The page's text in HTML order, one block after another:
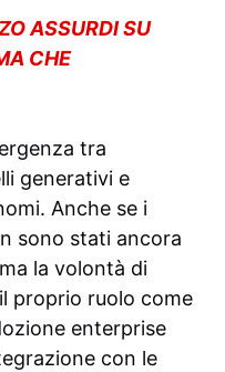
ASSURDI SU
CHE
tra
generativi e
Anche se i
sono stati ancora
la volontà di
proprio ruolo come
enterprise
con le